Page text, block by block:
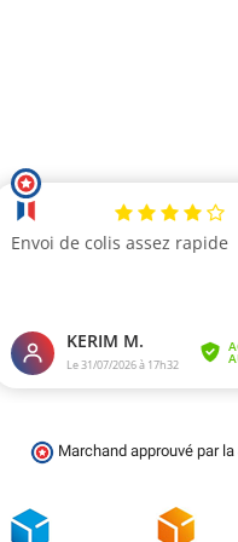
Marchand approuvé par